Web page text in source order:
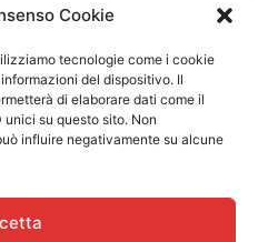
Cookie
tecnologie come i cookie
del dispositivo. Il
di elaborare dati come il
su questo sito. Non
influire negativamente su alcune
POLICY